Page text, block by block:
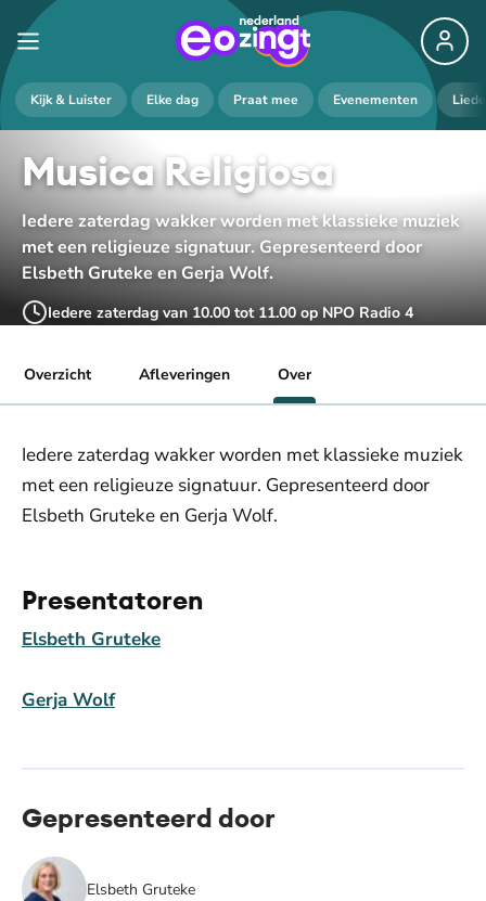
Kijk & Luister Elke dag Praat mee Evenementen
Musica Religiosa
Iedere zaterdag wakker worden met klassieke muziek
met een religieuze signatuur. Gepresenteerd door
Elsbeth Gruteke en Gerja Wolf.
Iedere zaterdag van 10.00 tot 11.00 op NPO Radio 4
Overzicht Afleveringen Over
Iedere zaterdag wakker worden met klassieke muziek
met een religieuze signatuur. Gepresenteerd door
Elsbeth Gruteke en Gerja Wolf.
Presentatoren
Elsbeth Gruteke
Gerja Wolf
Gepresenteerd door
Elsbeth Gruteke